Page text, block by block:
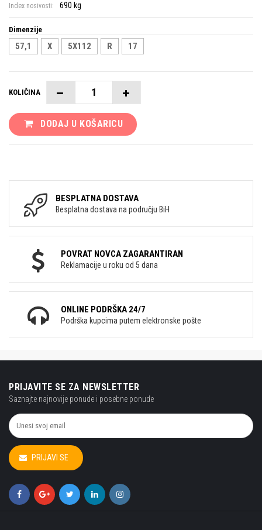
Index nosivosti: 690 kg
Dimenzije
57,1 X 5X112 R 17
KOLIČINA
DODAJ U KOŠARICU
BESPLATNA DOSTAVA
Besplatna dostava na području BiH
POVRAT NOVCA ZAGARANTIRAN
Reklamacije u roku od 5 dana
ONLINE PODRŠKA 24/7
Podrška kupcima putem elektronske pošte
PRIJAVITE SE ZA NEWSLETTER
Saznajte najnovije ponude i posebne ponude
PRIJAVI SE